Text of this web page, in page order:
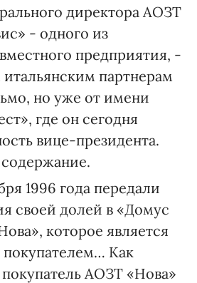
директора АОЗТ
- одного из
предприятия, -
партнерам
но уже от имени
где он сегодня
вице-президента.
содержание.
1996 года передали
своей долей в «Домус
которое является
Как
АОЗТ «Нова»